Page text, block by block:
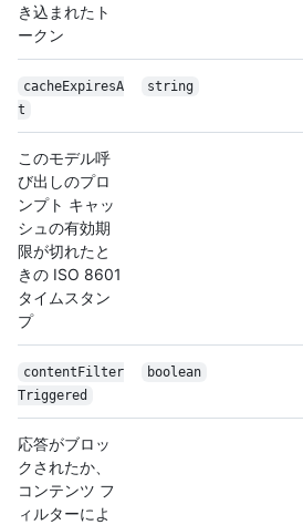
き込まれたト
ークン
cacheExpiresA
t
string
このモデル呼
び出しのプロ
ンプト キャッ
シュの有効期
限が切れたと
きの ISO 8601
タイムスタン
プ
content Filter
Triggered
boolean
応答がブロッ
クされたか、
コンテンツ フ
ィルターによ